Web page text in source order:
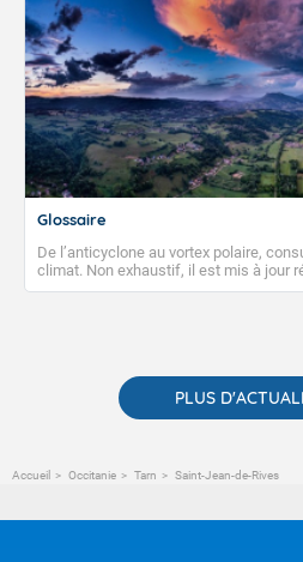
Glossaire
De l’anticyclone au vortex polaire,
climat. Non exhaustif, il est mis à jour
publications. Vous y trouverez
PLUS
Accueil Occitanie Tarn Saint-Jean-de-Rives